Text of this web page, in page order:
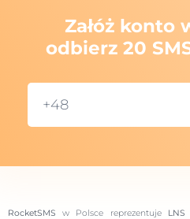
Załóż konto
odbierz 20
RocketSMS w Polsce reprezentuje LNS